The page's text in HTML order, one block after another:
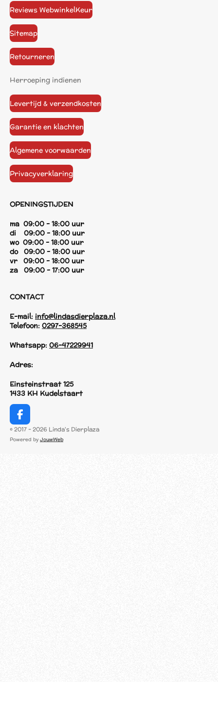
Reviews WebwinkelKeur
Sitemap
Retourneren
Herroeping indienen
Levertijd & verzendkosten
Garantie en klachten
Algemene voorwaarden
Privacyverklaring
OPENINGSTIJDEN
ma 09:00 - 18:00 uur
di 09:00 - 18:00 uur
wo 09:00 - 18:00 uur
do 09:00 - 18:00 uur
vr 09:00 - 18:00 uur
za 09:00 - 17:00 uur
CONTACT
E-mail: info@lindasdierplaza.nl
Telefoon: 0297-368545
Whatsapp: 06-47229941
Adres:
Einsteinstraat 125
1433 KH Kudelstaart
F
a
c
© 2017 - 2026 Linda's Dierplaza
Powered by JouwWeb